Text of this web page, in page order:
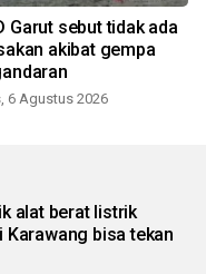
Garut sebut tidak ada
akibat gempa
6 Agustus 2026
alat berat listrik
Karawang bisa tekan